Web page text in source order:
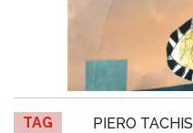
TAG PIERO TACHIS